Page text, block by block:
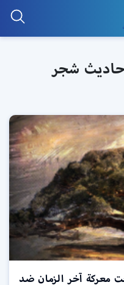
شجر
معركة آخر الزمان ضد